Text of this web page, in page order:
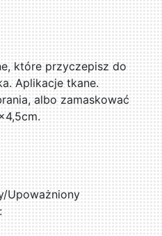
które przyczepisz do
Aplikacje tkane.
albo zamaskować
Upoważniony